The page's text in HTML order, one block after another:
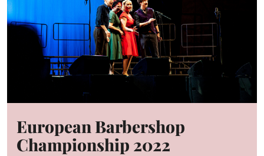
European Barbershop
Championship 2022